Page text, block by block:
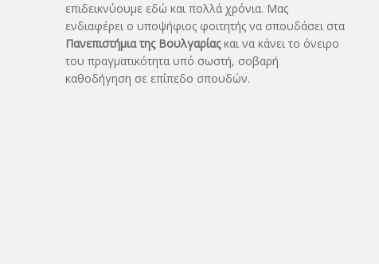
επιδεικνύουμε εδώ και πολλά χρόνια. Μας
ενδιαφέρει ο υποψήφιος φοιτητής να σπουδάσει στα
Πανεπιστήμια της Βουλγαρίαςκαι να κάνει το όνειρo
του πραγματικότητα υπό σωστή, σοβαρή
καθοδήγηση σε επίπεδο σπουδών.